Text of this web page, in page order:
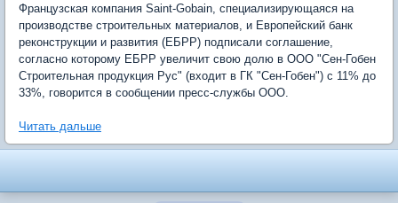
Французская компания Saint-Gobain, специализирующаяся на
производстве строительных материалов, и Европейский банк
реконструкции и развития (ЕБРР) подписали соглашение,
согласно которому ЕБРР увеличит свою долю в ООО "Сен-Гобен
Строительная продукция Рус" (входит в ГК "Сен-Гобен") с 11% до
33%, говорится в сообщении пресс-службы ООО.
Читать дальше